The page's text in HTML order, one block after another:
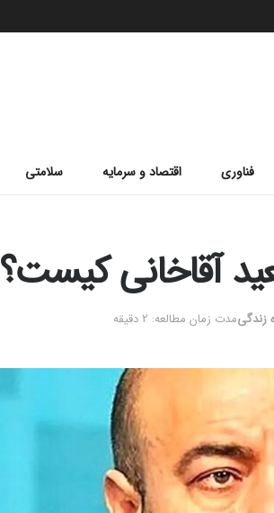
فناوری اقتصاد و سرمایه سلامتی
آقاخانی کیست؟
زندگیمدت زمان مطالعه: 2 دقیقه